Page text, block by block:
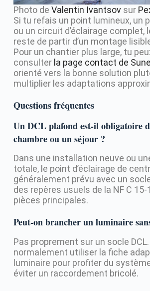
Photo de Valentin Ivantsovsur
Si tu refais un point lumineux, un
ou un circuit d’éclairage complet,
reste de partir d’un montage
Pour un chantier plus large, tu
consulter la page contact de
orienté vers la bonne solution
multiplier les adaptations
Questions fréquentes
Un DCL plafond est-il obligatoire
chambre ou un séjour ?
Dans une installation neuve ou
totale, le point d’éclairage de
généralement prévu avec un socle
des repères usuels de la NF C 15-
pièces principales.
Peut-on brancher un luminaire
Pas proprement sur un socle
normalement utiliser la fiche
luminaire pour profiter du
éviter un raccordement bricolé.